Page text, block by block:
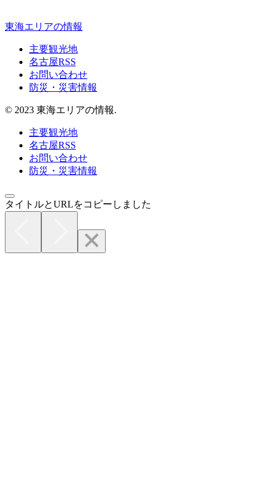
東海エリアの情報
主要観光地
名古屋RSS
お問い合わせ
防災・災害情報
© 2023 東海エリアの情報.
主要観光地
名古屋RSS
お問い合わせ
防災・災害情報
タイトルとURLをコピーしました